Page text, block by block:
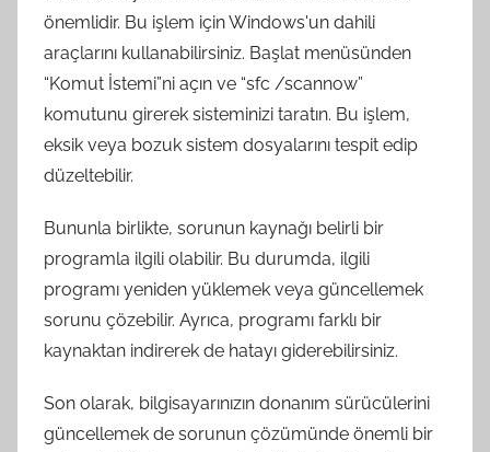
önemlidir. Bu işlem için Windows'un dahili
araçlarını kullanabilirsiniz. Başlat menüsünden
“Komut İstemi”ni açın ve “sfc /scannow”
komutunu girerek sisteminizi taratın. Bu işlem,
eksik veya bozuk sistem dosyalarını tespit edip
düzeltebilir.
Bununla birlikte, sorunun kaynağı belirli bir
programla ilgili olabilir. Bu durumda, ilgili
programı yeniden yüklemek veya güncellemek
sorunu çözebilir. Ayrıca, programı farklı bir
kaynaktan indirerek de hatayı giderebilirsiniz.
Son olarak, bilgisayarınızın donanım sürücülerini
güncellemek de sorunun çözümünde önemli bir